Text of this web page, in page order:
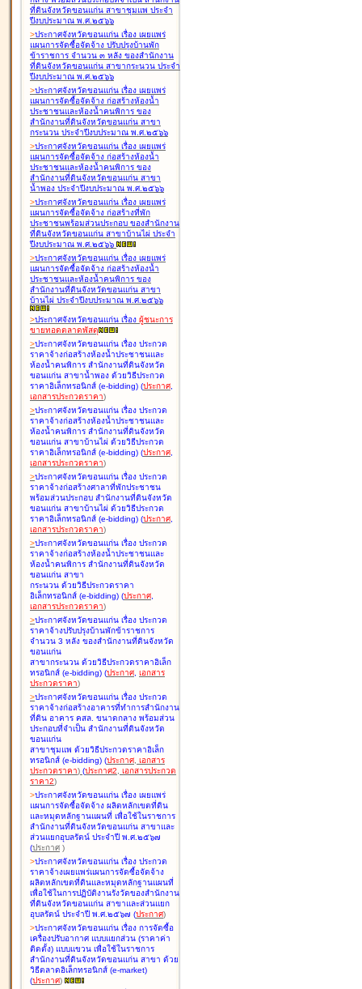
ที่ดินจังหวัดขอนแก่น สาขาชุมแพ ประจำ
ปีงบประมาณ พ.ศ.๒๕๖๖
>ประกาศจังหวัดขอนแก่น เรื่อง เผยแพร่
แผนการจัดซื้อจัดจ้าง ปรับปรุงบ้านพัก
ข้าราชการ จำนวน ๓ หลัง ของสำนักงาน
ที่ดินจังหวัดขอนแก่น สาขากระนวน ประจำ
ปีงบประมาณ พ.ศ.๒๕๖๖
>ประกาศจังหวัดขอนแก่น เรื่อง เผยแพร่
แผนการจัดซื้อจัดจ้าง ก่อสร้างห้องน้ำ
ประชาชนและห้องน้ำคนพิการ ของ
สำนักงานที่ดินจังหวัดขอนแก่น สาขา
กระนวน ประจำปีงบประมาณ พ.ศ.๒๕๖๖
>ประกาศจังหวัดขอนแก่น เรื่อง เผยแพร่
แผนการจัดซื้อจัดจ้าง ก่อสร้างห้องน้ำ
ประชาชนและห้องน้ำคนพิการ ของ
สำนักงานที่ดินจังหวัดขอนแก่น สาขา
น้ำพอง ประจำปีงบประมาณ พ.ศ.๒๕๖๖
>ประกาศจังหวัดขอนแก่น เรื่อง เผยแพร่
แผนการจัดซื้อจัดจ้าง ก่อสร้างที่พัก
ประชาชนพร้อมส่วนประกอบ ของสำนักงาน
ที่ดินจังหวัดขอนแก่น สาขาบ้านไผ่ ประจำ
ปีงบประมาณ พ.ศ.๒๕๖๖
>ประกาศจังหวัดขอนแก่น เรื่อง เผยแพร่
แผนการจัดซื้อจัดจ้าง ก่อสร้างห้องน้ำ
ประชาชนและห้องน้ำคนพิการ ของ
สำนักงานที่ดินจังหวัดขอนแก่น สาขา
บ้านไผ่ ประจำปีงบประมาณ พ.ศ.๒๕๖๖
>ประกาศจังหวัดขอนแก่น เรื่อง ผู้ชนะการ
ขายทอดตลาดพัสดุ
>ประกาศจังหวัดขอนแก่น เรื่อง ประกวด
ราคาจ้างก่อสร้างห้องน้ำประชาชนและ
ห้องน้ำคนพิการ สำนักงานที่ดินจังหวัด
ขอนแก่น สาขาน้ำพอง ด้วยวิธีประกวด
ราคาอิเล็กทรอนิกส์ (e-bidding) (ประกาศ,
เอกสารประกวดราคา)
>ประกาศจังหวัดขอนแก่น เรื่อง ประกวด
ราคาจ้างก่อสร้างห้องน้ำประชาชนและ
ห้องน้ำคนพิการ สำนักงานที่ดินจังหวัด
ขอนแก่น สาขาบ้านไผ่ ด้วยวิธีประกวด
ราคาอิเล็กทรอนิกส์ (e-bidding) (ประกาศ,
เอกสารประกวดราคา)
>ประกาศจังหวัดขอนแก่น เรื่อง ประกวด
ราคาจ้างก่อสร้างศาลาที่พักประชาชน
พร้อมส่วนประกอบ สำนักงานที่ดินจังหวัด
ขอนแก่น สาขาบ้านไผ่ ด้วยวิธีประกวด
ราคาอิเล็กทรอนิกส์ (e-bidding) (ประกาศ,
เอกสารประกวดราคา)
>ประกาศจังหวัดขอนแก่น เรื่อง ประกวด
ราคาจ้างก่อสร้างห้องน้ำประชาชนและ
ห้องน้ำคนพิการ สำนักงานที่ดินจังหวัด
ขอนแก่น สาขา
กระนวน ด้วยวิธีประกวดราคา
อิเล็กทรอนิกส์ (e-bidding) (ประกาศ,
เอกสารประกวดราคา)
>ประกาศจังหวัดขอนแก่น เรื่อง ประกวด
ราคาจ้างปรับปรุงบ้านพักข้าราชการ
จำนวน 3 หลัง ของสำนักงานที่ดินจังหวัด
ขอนแก่น
สาขากระนวน ด้วยวิธีประกวดราคาอิเล็ก
ทรอนิกส์ (e-bidding) (ประกาศ, เอกสาร
ประกวดราคา)
>ประกาศจังหวัดขอนแก่น เรื่อง ประกวด
ราคาจ้างก่อสร้างอาคารที่ทำการสำนักงาน
ที่ดิน อาคาร คสล. ขนาดกลาง พร้อมส่วน
ประกอบที่จำเป็น สำนักงานที่ดินจังหวัด
ขอนแก่น
สาขาชุมแพ ด้วยวิธีประกวดราคาอิเล็ก
ทรอนิกส์ (e-bidding) (ประกาศ, เอกสาร
ประกวดราคา) (ประกาศ2, เอกสารประกวด
ราคา2)
>ประกาศจังหวัดขอนแก่น เรื่อง เผยแพร่
แผนการจัดซื้อจัดจ้าง ผลิตหลักเขตที่ดิน
และหมุดหลักฐานแผนที่ เพื่อใช้ในราชการ
สำนักงานที่ดินจังหวัดขอนแก่น สาขาและ
ส่วนแยกอุบลรัตน์ ประจำปี พ.ศ.๒๕๖๗
(ประกาศ )
>ประกาศจังหวัดขอนแก่น เรื่อง ประกวด
ราคาจ้างเผยแพร่แผนการจัดซื้อจัดจ้าง
ผลิตหลักเขตที่ดินและหมุดหลักฐานแผนที่
เพื่อใช้ในการปฏิบัติงานรังวัดของสำนักงาน
ที่ดินจังหวัดขอนแก่น สาขาและส่วนแยก
อุบลรัตน์ ประจำปี พ.ศ.๒๕๖๗ (ประกาศ)
>ประกาศจังหวัดขอนแก่น เรื่อง การจัดซื้อ
เครื่องปรับอากาศ แบบแยกส่วน (ราคาค่า
ติดตั้ง) แบบแขวน เพื่อใช้ในราชการ
สำนักงานที่ดินจังหวัดขอนแก่น สาขา ด้วย
วิธีตลาดอิเล็กทรอนิกส์ (e-market)
(ประกาศ)